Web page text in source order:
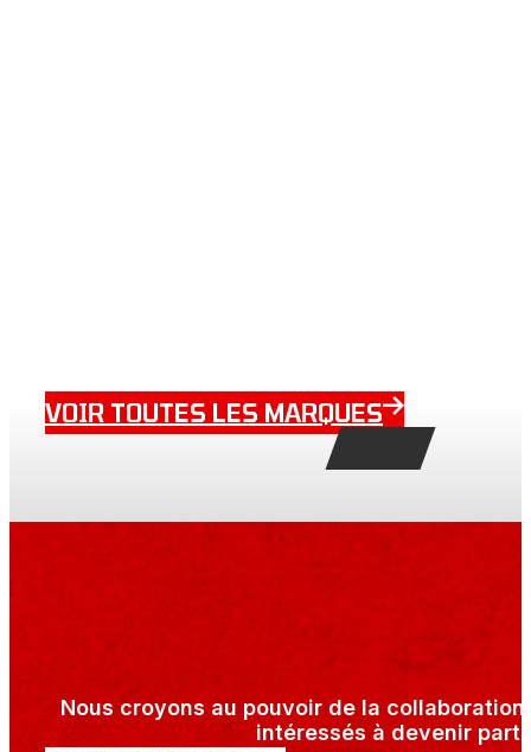
VOIR TOUTES LES MARQUES
Nous croyons au pouvoir de la
intéressés à devenir